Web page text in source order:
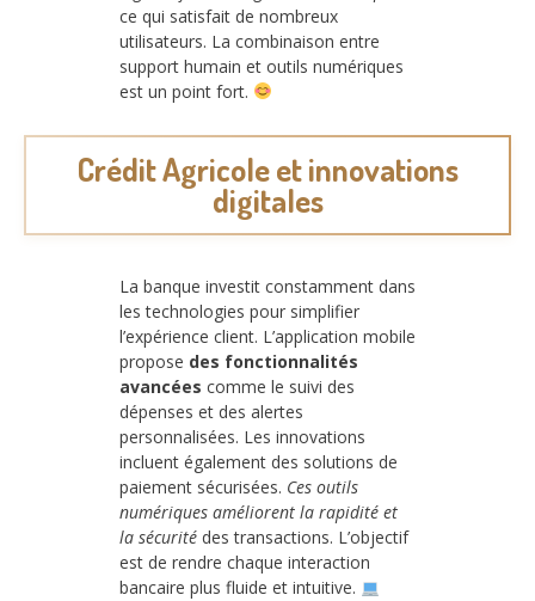
ce qui satisfait de nombreux
utilisateurs. La combinaison entre
support humain et outils numériques
est un point fort.
Crédit Agricole et innovations
digitales
La banque investit constamment dans
les technologies pour simplifier
l’expérience client. L’application mobile
propose des fonctionnalités
avancées comme le suivi des
dépenses et des alertes
personnalisées. Les innovations
incluent également des solutions de
paiement sécurisées. Ces outils
numériques améliorent la rapidité et
la sécurité des transactions. L’objectif
est de rendre chaque interaction
bancaire plus fluide et intuitive.